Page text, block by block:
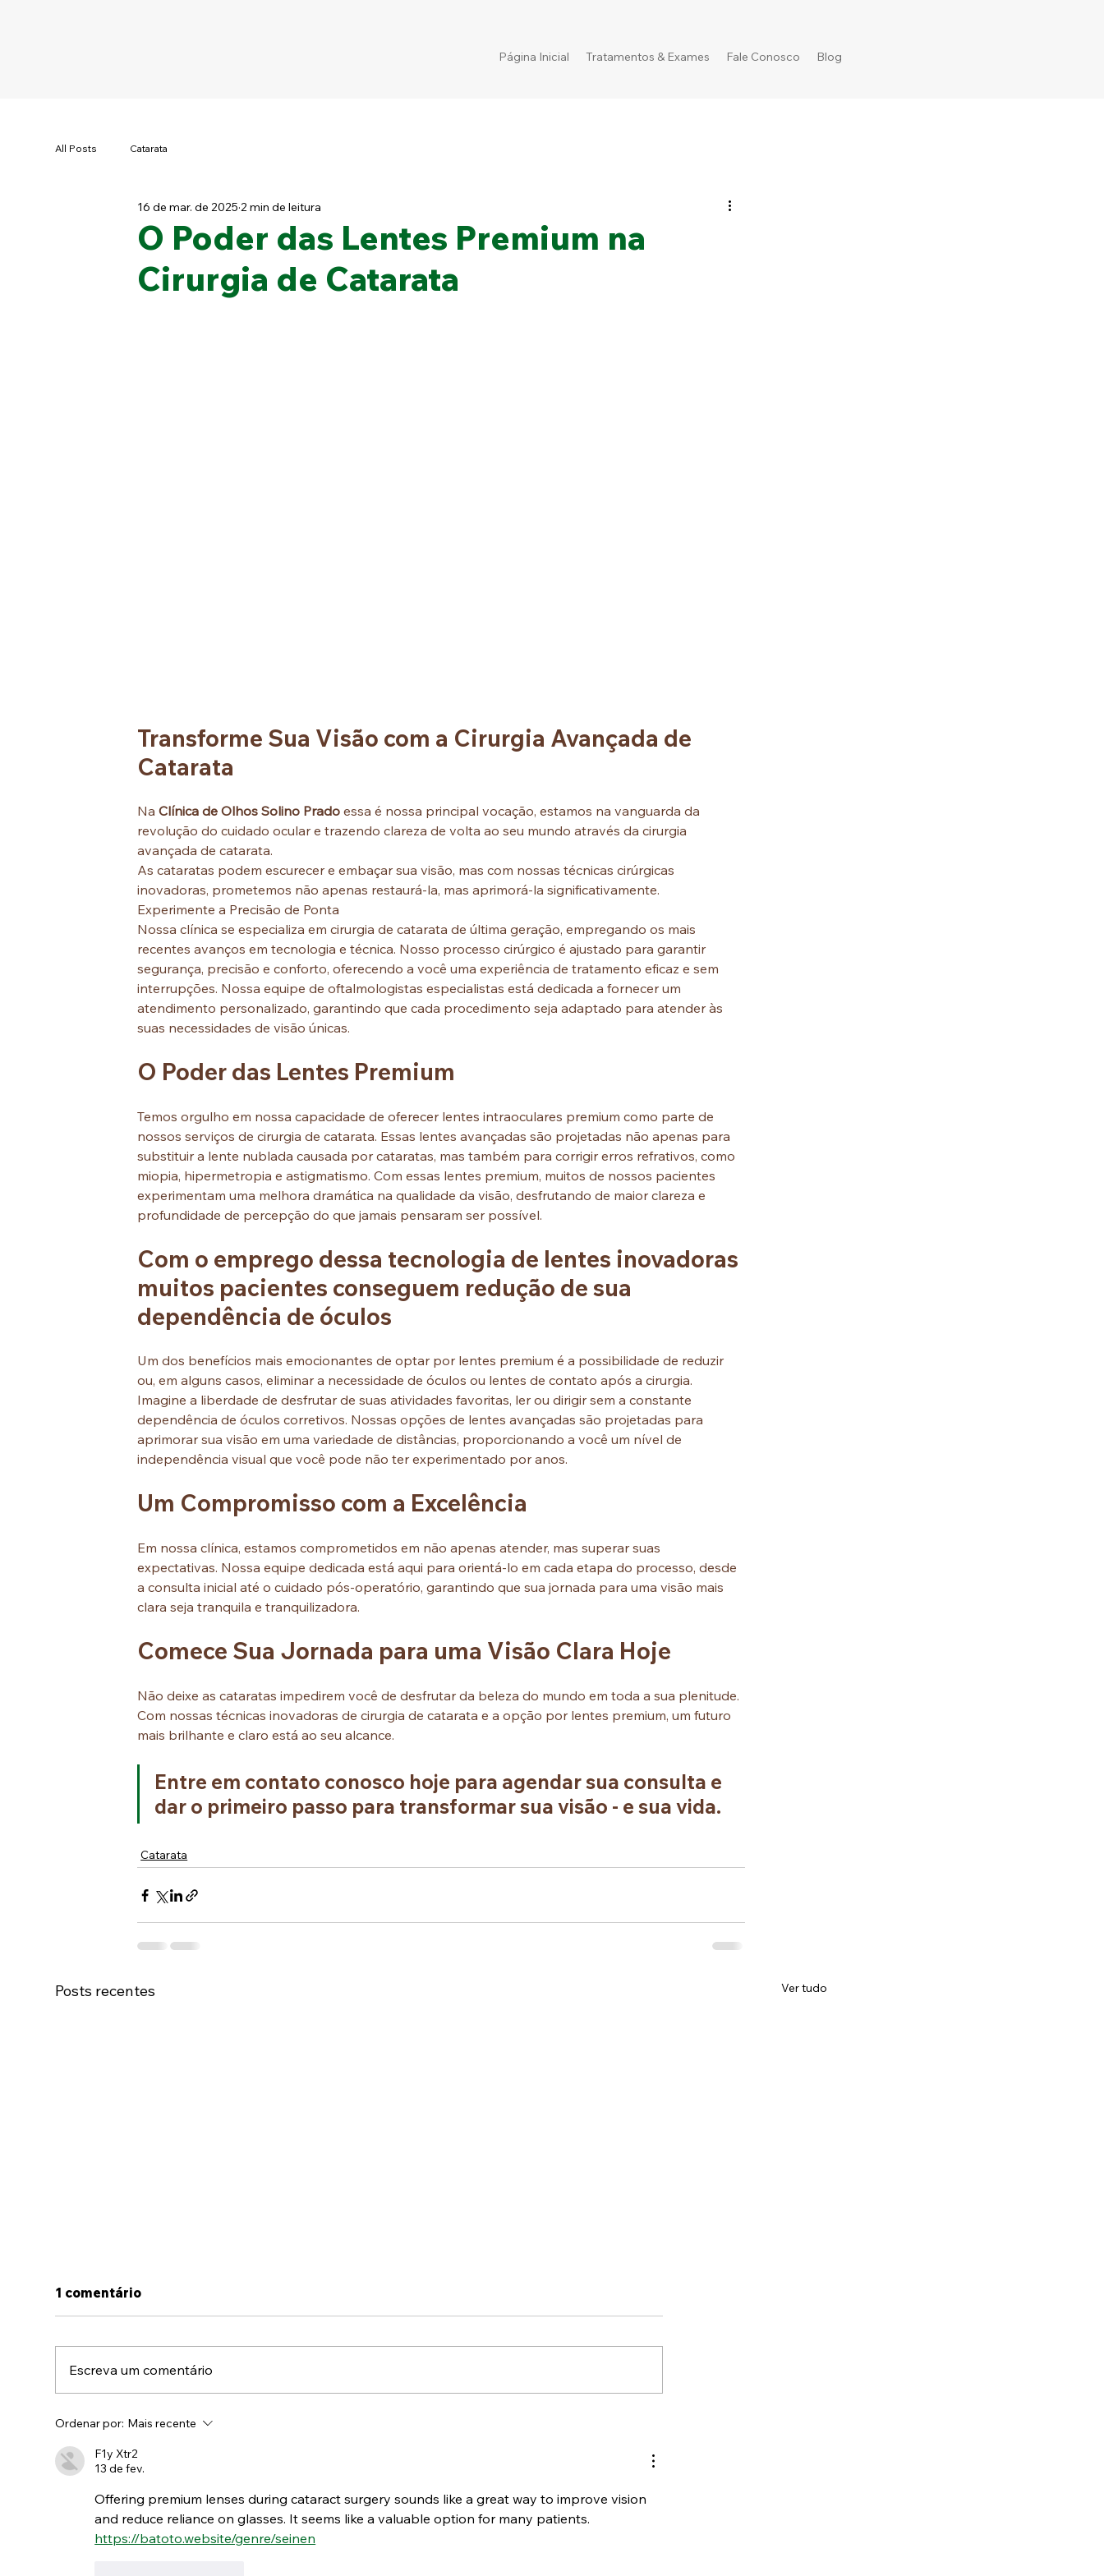
Página Inicial Tratamentos & Exames Fale Conosco Blog
All Posts Catarata
O Poder das Lentes Premium na
Cirurgia de Catarata
16 de mar. de 2025 2 min de leitura
Transforme Sua Visão com a Cirurgia Avançada de
Catarata
Na Clínica de Olhos Solino Prado essa é nossa principal vocação, estamos na vanguarda da
revolução do cuidado ocular e trazendo clareza de volta ao seu mundo através da cirurgia
avançada de catarata.
As cataratas podem escurecer e embaçar sua visão, mas com nossas técnicas cirúrgicas
inovadoras, prometemos não apenas restaurá-la, mas aprimorá-la significativamente.
Experimente a Precisão de Ponta
Nossa clínica se especializa em cirurgia de catarata de última geração, empregando os mais
recentes avanços em tecnologia e técnica. Nosso processo cirúrgico é ajustado para garantir
segurança, precisão e conforto, oferecendo a você uma experiência de tratamento eficaz e sem
interrupções. Nossa equipe de oftalmologistas especialistas está dedicada a fornecer um
atendimento personalizado, garantindo que cada procedimento seja adaptado para atender às
suas necessidades de visão únicas.
O Poder das Lentes Premium
Temos orgulho em nossa capacidade de oferecer lentes intraoculares premium como parte de
nossos serviços de cirurgia de catarata. Essas lentes avançadas são projetadas não apenas para
substituir a lente nublada causada por cataratas, mas também para corrigir erros refrativos, como
miopia, hipermetropia e astigmatismo. Com essas lentes premium, muitos de nossos pacientes
experimentam uma melhora dramática na qualidade da visão, desfrutando de maior clareza e
profundidade de percepção do que jamais pensaram ser possível.
Com o emprego dessa tecnologia de lentes inovadoras
muitos pacientes conseguem redução de sua
dependência de óculos
Um dos benefícios mais emocionantes de optar por lentes premium é a possibilidade de reduzir
ou, em alguns casos, eliminar a necessidade de óculos ou lentes de contato após a cirurgia.
Imagine a liberdade de desfrutar de suas atividades favoritas, ler ou dirigir sem a constante
dependência de óculos corretivos. Nossas opções de lentes avançadas são projetadas para
aprimorar sua visão em uma variedade de distâncias, proporcionando a você um nível de
independência visual que você pode não ter experimentado por anos.
Um Compromisso com a Excelência
Em nossa clínica, estamos comprometidos em não apenas atender, mas superar suas
expectativas. Nossa equipe dedicada está aqui para orientá-lo em cada etapa do processo, desde
a consulta inicial até o cuidado pós-operatório, garantindo que sua jornada para uma visão mais
clara seja tranquila e tranquilizadora.
Comece Sua Jornada para uma Visão Clara Hoje
Não deixe as cataratas impedirem você de desfrutar da beleza do mundo em toda a sua plenitude.
Com nossas técnicas inovadoras de cirurgia de catarata e a opção por lentes premium, um futuro
mais brilhante e claro está ao seu alcance.
Entre em contato conosco hoje para agendar sua consulta e
dar o primeiro passo para transformar sua visão - e sua vida.
Catarata
Posts recentes Ver tudo
A Jornada da Catarata:
1 comentário
Escreva um comentário
Ordenar por: Mais recente
F1y Xtr2
13 de fev.
Offering premium lenses during cataract surgery sounds like a great way to improve vision
and reduce reliance on glasses. It seems like a valuable option for many patients.
https://batoto.website/genre/seinen